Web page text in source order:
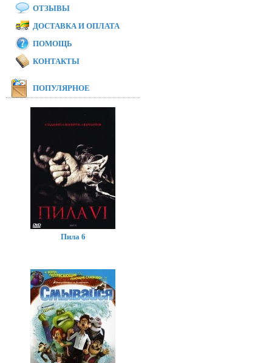
ОТЗЫВЫ
ДОСТАВКА И ОПЛАТА
ПОМОЩЬ
КОНТАКТЫ
ПОПУЛЯРНОЕ
Пила 6